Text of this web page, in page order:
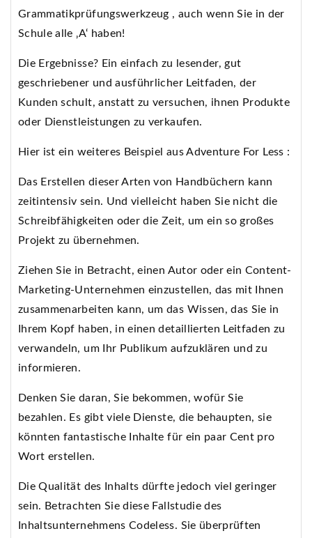
Grammatikprüfungswerkzeug , auch wenn Sie in der
Schule alle ‚A‘ haben!
Die Ergebnisse? Ein einfach zu lesender, gut
geschriebener und ausführlicher Leitfaden, der
Kunden schult, anstatt zu versuchen, ihnen Produkte
oder Dienstleistungen zu verkaufen.
Hier ist ein weiteres Beispiel aus Adventure For Less :
Das Erstellen dieser Arten von Handbüchern kann
zeitintensiv sein. Und vielleicht haben Sie nicht die
Schreibfähigkeiten oder die Zeit, um ein so großes
Projekt zu übernehmen.
Ziehen Sie in Betracht, einen Autor oder ein Content-
Marketing-Unternehmen einzustellen, das mit Ihnen
zusammenarbeiten kann, um das Wissen, das Sie in
Ihrem Kopf haben, in einen detaillierten Leitfaden zu
verwandeln, um Ihr Publikum aufzuklären und zu
informieren.
Denken Sie daran, Sie bekommen, wofür Sie
bezahlen. Es gibt viele Dienste, die behaupten, sie
könnten fantastische Inhalte für ein paar Cent pro
Wort erstellen.
Die Qualität des Inhalts dürfte jedoch viel geringer
sein. Betrachten Sie diese Fallstudie des
Inhaltsunternehmens Codeless. Sie überprüften